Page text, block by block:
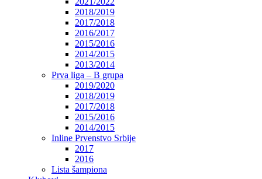
2018/2019
2017/2018
2016/2017
2015/2016
2014/2015
2013/2014
Prva liga – B grupa
2019/2020
2018/2019
2017/2018
2015/2016
2014/2015
Inline Prvenstvo Srbije
2017
2016
Lista šampiona